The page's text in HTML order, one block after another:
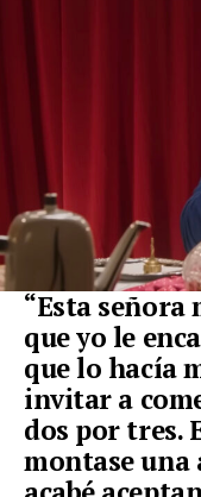
“Esta señora
que yo le
que lo hacía
invitar a
dos por tres.
montase una